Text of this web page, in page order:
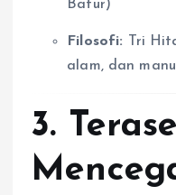
Batur)
Filosofi: Tri
alam, dan
3.